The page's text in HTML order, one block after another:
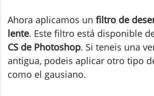
Ahora aplicamos un filtro de
lente. Este filtro está disponible
CS de Photoshop. Si teneis una
antigua, podeis aplicar otro tipo
como el gausiano.